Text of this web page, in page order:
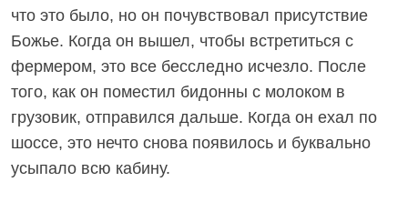
что это было, но он почувствовал присутствие
Божье. Когда он вышел, чтобы встретиться с
фермером, это все бесследно исчезло. После
того, как он поместил бидонны с молоком в
грузовик, отправился дальше. Когда он ехал по
шоссе, это нечто снова появилось и буквально
усыпало всю кабину.